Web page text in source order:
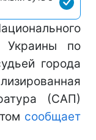
Украины по
города
(САП)
сообщает